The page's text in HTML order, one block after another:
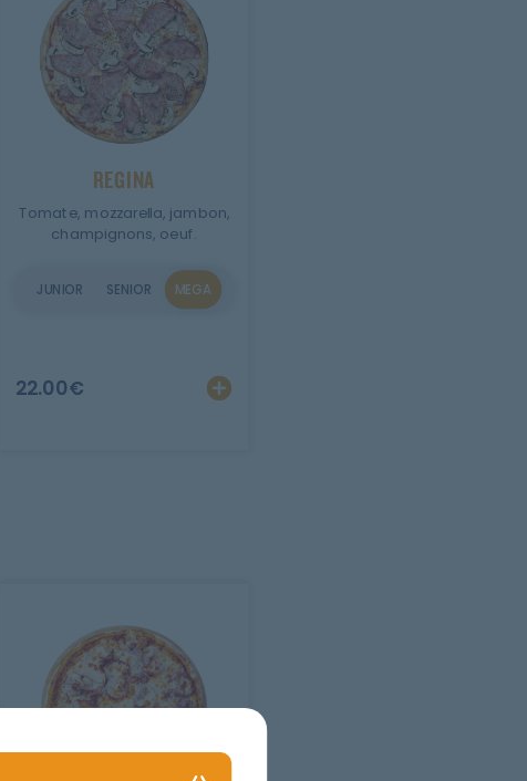
Ajouter Personnaliser
REGINA
Tomate, mozzarella, jambon,
champignons, oeuf.
JUNIOR SENIOR MEGA
22.00€